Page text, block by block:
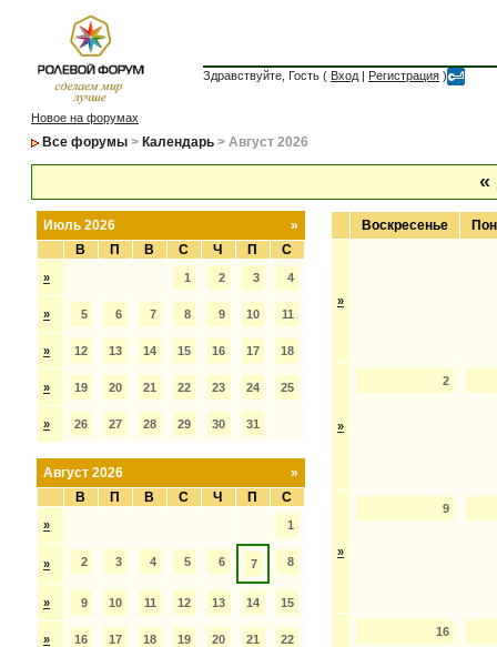
Здравствуйте, Гость ( Вход | Регистрация )
Новое на форумах
Все форумы > Календарь > Август 2026
«
»
Июль 2026
В
П В С Ч П С
» 1 2 3 4
» 5 6 7 8 9 10 11
» 12 13 14 15 16 17 18
» 19 20 21 22 23 24 25
» 26 27 28 29 30 31
»
Август 2026
В
П В С Ч П С
» 1
» 2 3 4 5 6 7 8
» 9 10 11 12 13 14 15
» 16 17 18 19 20 21 22
Воскресенье
»
»
2
»
9
16